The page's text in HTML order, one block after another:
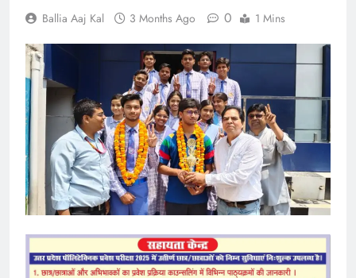
Ballia Aaj Kal 3 Months Ago 0 1 Mins